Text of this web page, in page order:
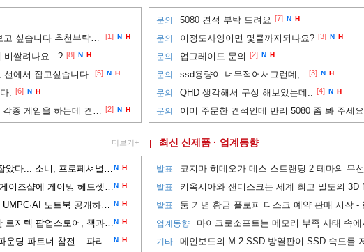
UWQHD 모니터 사용 해보고 싶습니다 추천부탁드려요 [1] N H
비쌀려나요...? [8] N H
선에서 잡고싶습니다. [5] N H
. [6] N H
(300정도선)3d모델링이랑 각종 게임을 하는데 견적부탁드립니다!300정도선 [2] N H
문의 5080 견적 부탁 드려요 [7] N H
문의 이정도사양이면 몇클까지되나요? [3] N H
문의 업그레이드 문의 [2] N H
문의 ssd용량이 너무적어서그런데,.. [3] N H
문의 QHD 생각해서 구성 해보았는데.. [4] N H
문의 이미 주문한 견적인데 만리 5080 좀 봐 주세요
더보기+
사운드 디테일과 착용감 잡았다... 소니, 프로페셔널 이어폰 'IER-M500' 공개N H
스틸시리즈, 강남 신세계 게이즈샵에 게이밍 헤드셋 입점N H
창립 50주년 맞은 에이서, UMPC·AI 노트북 공개하는 '에이서 데이 2026' 개최 N H
교보문고 강남점에 등장한 로지텍 팝업스토어, 책과 타이핑 경험을 잇는다N H
레노버 리전, EWC 2026 파운딩 파트너 참전... 파리 현장에 PC 및 모니터 공급N H
최신 신제품 · 업계동향
발표
발표
발표
업계동향
기타